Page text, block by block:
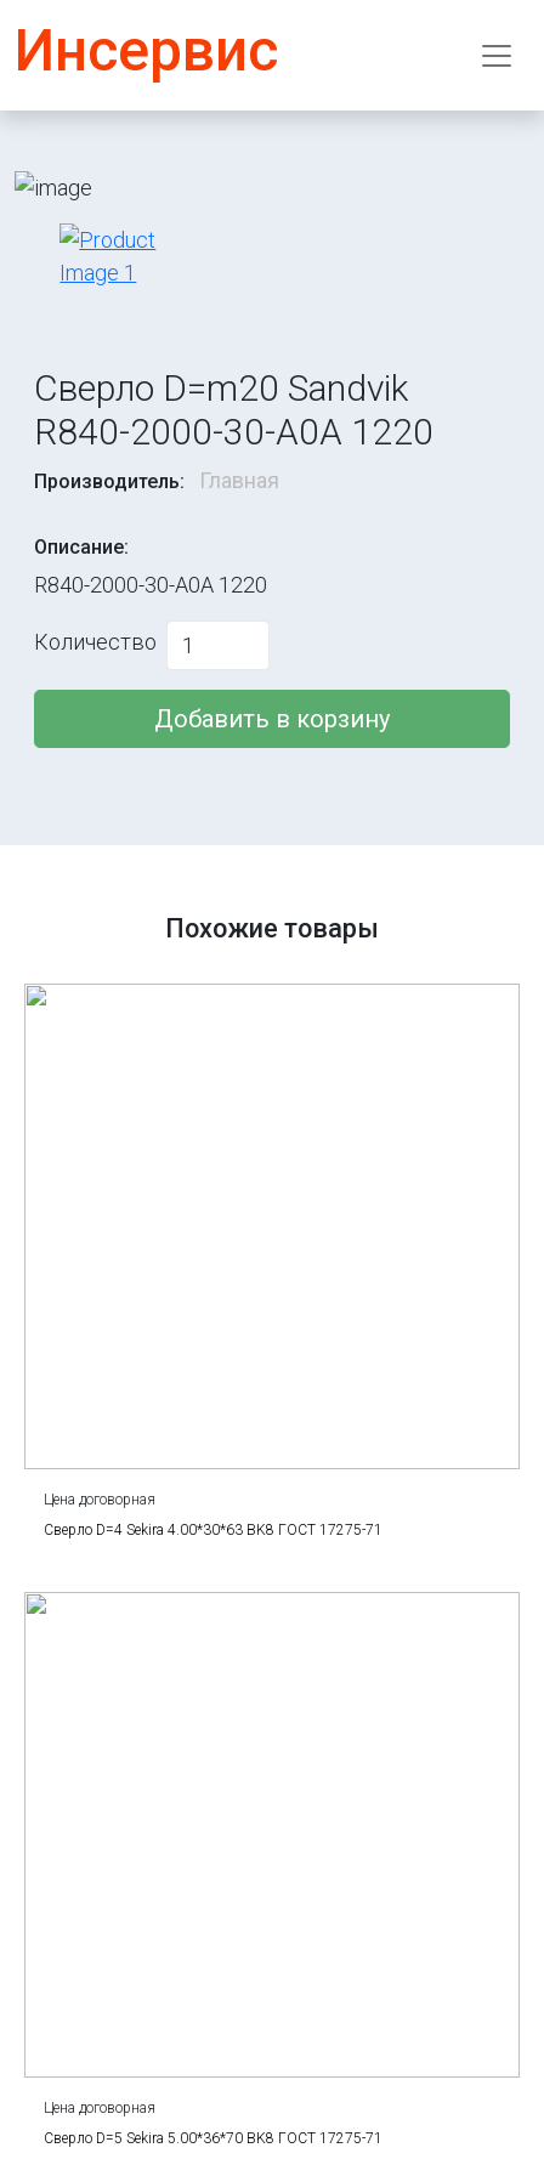
Инсервис
Сверло D=m20 Sandvik
R840-2000-30-A0A 1220
Производитель: Главная
Описание:
R840-2000-30-A0A 1220
Количество
Добавить в корзину
Похожие товары
Цена договорная
Сверло D=4 Sekira 4.00*30*63 BK8 ГОСТ 17275-71
Цена договорная
Сверло D=5 Sekira 5.00*36*70 BK8 ГОСТ 17275-71